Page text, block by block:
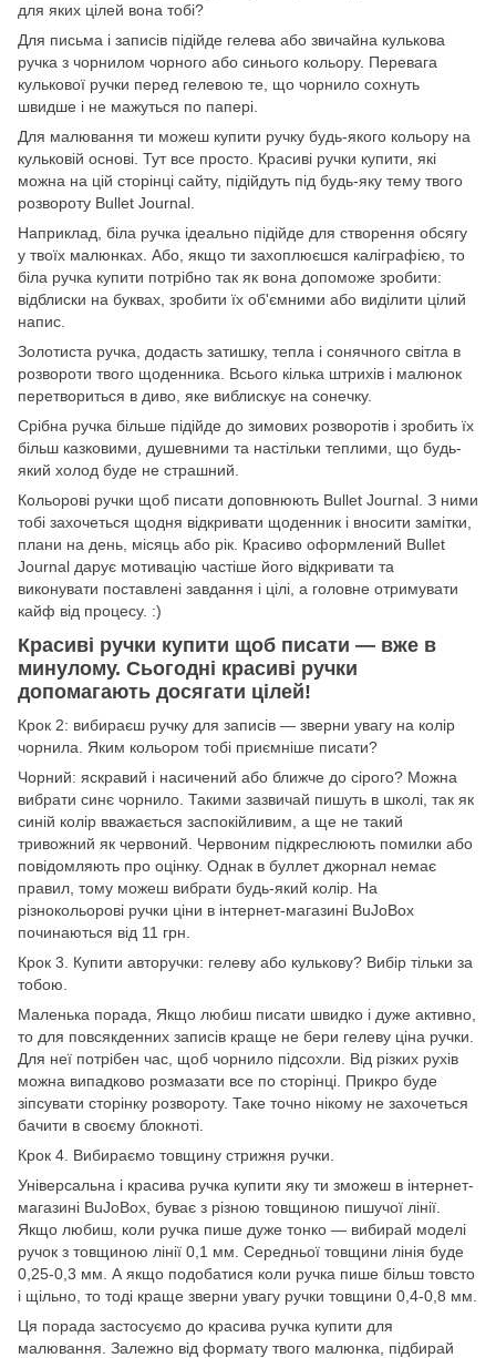
для яких цілей вона тобі?
Для письма і записів підійде гелева або звичайна кулькова
ручка з чорнилом чорного або синього кольору. Перевага
кулькової ручки перед гелевою те, що чорнило сохнуть
швидше і не мажуться по папері.
Для малювання ти можеш купити ручку будь-якого кольору на
кульковій основі. Тут все просто. Красиві ручки купити, які
можна на цій сторінці сайту, підійдуть під будь-яку тему твого
розвороту Bullet Journal.
Наприклад, біла ручка ідеально підійде для створення обсягу
у твоїх малюнках. Або, якщо ти захоплюєшся каліграфією, то
біла ручка купити потрібно так як вона допоможе зробити:
відблиски на буквах, зробити їх об'ємними або виділити цілий
напис.
Золотиста ручка, додасть затишку, тепла і сонячного світла в
розвороти твого щоденника. Всього кілька штрихів і малюнок
перетвориться в диво, яке виблискує на сонечку.
Срібна ручка більше підійде до зимових розворотів і зробить їх
більш казковими, душевними та настільки теплими, що будь-
який холод буде не страшний.
Кольорові ручки щоб писати доповнюють Bullet Journal. З ними
тобі захочеться щодня відкривати щоденник і вносити замітки,
плани на день, місяць або рік. Красиво оформлений Bullet
Journal дарує мотивацію частіше його відкривати та
виконувати поставлені завдання і цілі, а головне отримувати
кайф від процесу. :)
Красиві ручки купити щоб писати — вже в
минулому. Сьогодні красиві ручки
допомагають досягати цілей!
Крок 2: вибираєш ручку для записів — зверни увагу на колір
чорнила. Яким кольором тобі приємніше писати?
Чорний: яскравий і насичений або ближче до сірого? Можна
вибрати синє чорнило. Такими зазвичай пишуть в школі, так як
синій колір вважається заспокійливим, а ще не такий
тривожний як червоний. Червоним підкреслюють помилки або
повідомляють про оцінку. Однак в буллет джорнал немає
правил, тому можеш вибрати будь-який колір. На
різнокольорові ручки ціни в інтернет-магазині BuJoBox
починаються від 11 грн.
Крок 3. Купити авторучки: гелеву або кулькову? Вибір тільки за
тобою.
Маленька порада, Якщо любиш писати швидко і дуже активно,
то для повсякденних записів краще не бери гелеву ціна ручки.
Для неї потрібен час, щоб чорнило підсохли. Від різких рухів
можна випадково розмазати все по сторінці. Прикро буде
зіпсувати сторінку розвороту. Таке точно нікому не захочеться
бачити в своєму блокноті.
Крок 4. Вибираємо товщину стрижня ручки.
Універсальна і красива ручка купити яку ти зможеш в інтернет-
магазині BuJoBox, буває з різною товщиною пишучої лінії.
Якщо любиш, коли ручка пише дуже тонко — вибирай моделі
ручок з товщиною лінії 0,1 мм. Середньої товщини лінія буде
0,25-0,3 мм. А якщо подобатися коли ручка пише більш товсто
і щільно, то тоді краще зверни увагу ручки товщини 0,4-0,8 мм.
Ця порада застосуємо до красива ручка купити для
малювання. Залежно від формату твого малюнка, підбирай